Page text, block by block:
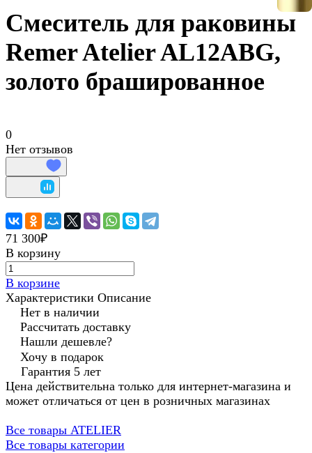
Смеситель для раковины
Remer Atelier AL12ABG,
золото брашированное
0
Нет отзывов
71 300₽
В корзину
В корзине
Характеристики Описание
Нет в наличии
Рассчитать доставку
Нашли дешевле?
Хочу в подарок
Гарантия 5 лет
Цена действительна только для интернет-магазина и
может отличаться от цен в розничных магазинах
Все товары ATELIER
Все товары категории